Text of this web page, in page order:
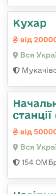
Кухар
від
Вся
від
Вся
154